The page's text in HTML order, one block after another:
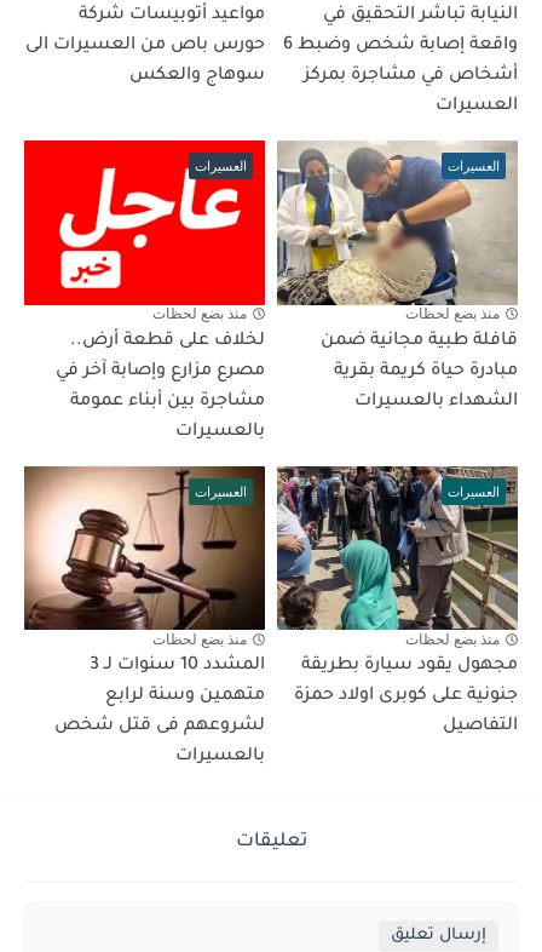
النيابة تباشر التحقيق في
واقعة إصابة شخص وضبط 6
أشخاص في مشاجرة بمركز
العسيرات
مواعيد أتوبيسات شركة
حورس باص من العسيرات الى
سوهاج والعكس
العسيرات
منذ بضع لحظات
قافلة طبية مجانية ضمن
مبادرة حياة كريمة بقرية
الشهداء بالعسيرات
العسيرات
منذ بضع لحظات
لخلاف على قطعة أرض..
مصرع مزارع وإصابة آخر في
مشاجرة بين أبناء عمومة
بالعسيرات
العسيرات
منذ بضع لحظات
مجهول يقود سيارة بطريقة
جنونية على كوبرى اولاد حمزة
التفاصيل
العسيرات
منذ بضع لحظات
المشدد 10 سنوات لـ 3
متهمين وسنة لرابع
لشروعهم فى قتل شخص
بالعسيرات
تعليقات
إرسال تعليق